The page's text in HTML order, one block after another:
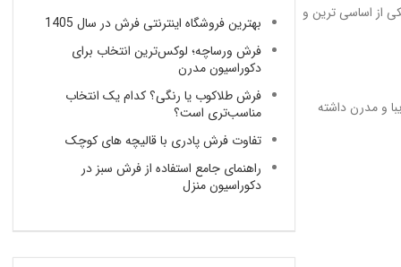
از اساسی ترین و
زیبا و مدرن داشته
بهترین فروشگاه اینترنتی فرش در سال 1405
فرش ورساچه؛ لوکس‌ترین انتخاب برای
دکوراسیون مدرن
فرش طلاکوب یا رنگی؟ کدام یک انتخاب
مناسب‌تری است؟
تفاوت فرش پادری با قالیچه‌ های کوچک
راهنمای جامع استفاده از فرش سبز در
دکوراسیون منزل